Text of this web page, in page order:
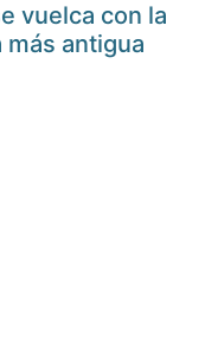
vuelca con la
más antigua